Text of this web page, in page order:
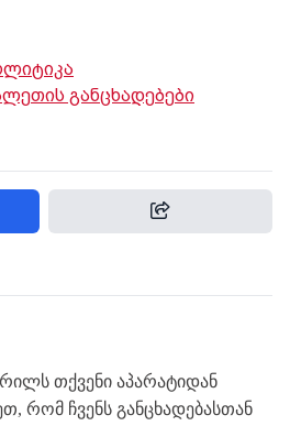
განცხადებები
თქვენი აპარატიდან
, რომ ჩვენს განცხადებასთან